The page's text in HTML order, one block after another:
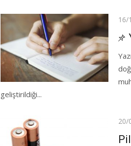
16/
geliştirildiği...
20/